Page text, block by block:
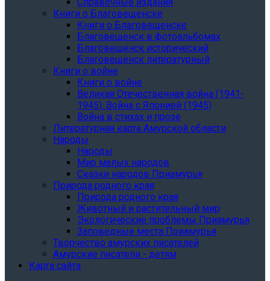
Книги о Благовещенске
Книги о Благовещенске
Благовещенск в фотоальбомах
Благовещенск исторический
Благовещенск литературный
Книги о войне
Книги о войне
Великая Отечественная война (1941-
1945). Война с Японией (1945)
Война в стихах и прозе
Литературная карта Амурской области
Народы
Народы
Мир малых народов
Сказки народов Приамурья
Природа родного края
Природа родного края
Животный и растительный мир
Экологические проблемы Приамурья
Заповедные места Приамурья
Творчество амурских писателей
Амурские писатели - детям
Карта сайта